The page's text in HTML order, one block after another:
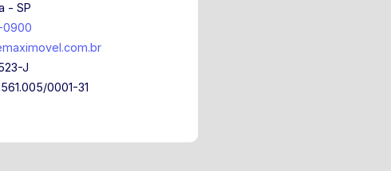
- SP
0900
J
0001-31